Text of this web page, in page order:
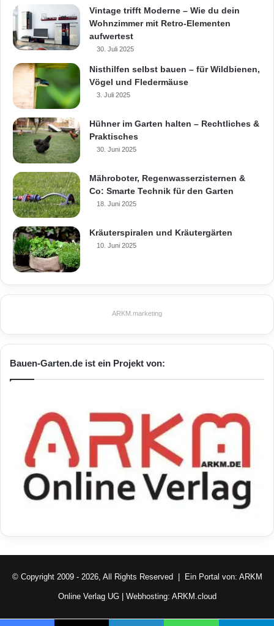
Hausstauballergiker
Zentralstaubsaug-System
Zentralstaubsaug-System Allaway
Vintage trifft Moderne – Wie du dein
Wohnzimmer mit Retro-Elementen
aufwertest
30. Juli 2025
Nisthilfen selbst bauen – für Wildbienen,
Vögel und Fledermäuse
3. Juli 2025
Hühner im Garten halten – Rechtliches &
Praktisches
30. Juni 2025
Mähroboter, Regenwasserzisternen &
Co: Smarte Technik für den Garten
18. Juni 2025
Kräuterspiralen und Kräutergärten
10. Juni 2025
ARKM.marketing
Bauen-Garten.de ist ein Projekt von:
© Copyright 2009 - 2026, All Rights Reserved | Ein Portal von: ARKM
Online Verlag UG| Webhosting: ARKM.cloud